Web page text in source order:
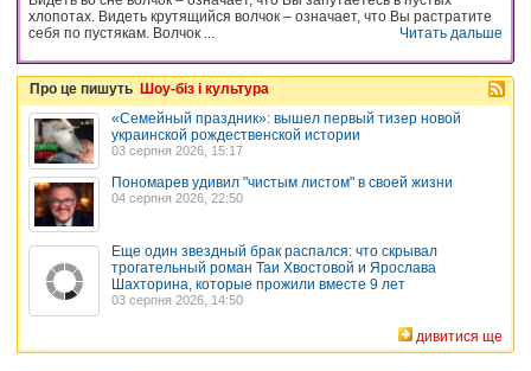
хлопотах. Видеть крутящийся волчок – означает, что Вы растратите
себя по пустякам. Волчок ...
Читать дальше
Про це пишуть Шоу-біз і культура
«Семейный праздник»: вышел первый тизер новой
украинской рождественской истории
03 серпня 2026, 15:17
Пономарев удивил "чистым листом" в своей жизни
04 серпня 2026, 22:50
Еще один звездный брак распался: что скрывал
трогательный роман Таи Хвостовой и Ярослава
Шахторина, которые прожили вместе 9 лет
03 серпня 2026, 14:50
дивитися ще